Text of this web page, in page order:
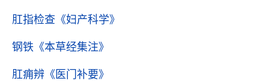
肛指检查 《妇产科学》
钢铁 《本草经集注》
肛痈辨 《医门补要》